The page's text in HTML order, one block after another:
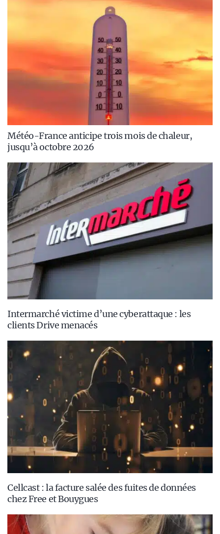
Météo-France anticipe trois mois de chaleur,
jusqu’à octobre 2026
Intermarché victime d’une cyberattaque : les
clients Drive menacés
Cellcast : la facture salée des fuites de données
chez Free et Bouygues